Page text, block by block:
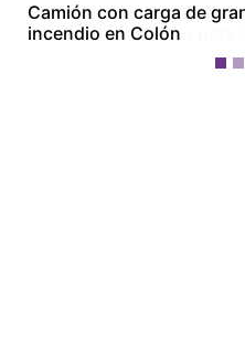
Camión con carga de
incendio en Colón